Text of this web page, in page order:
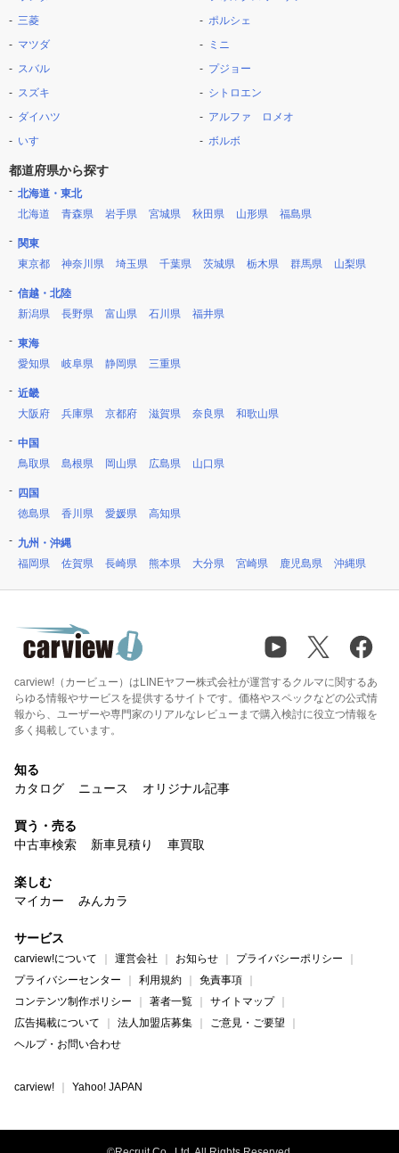
三菱
マツダ
スバル
スズキ
ダイハツ
いすゞ
ポルシェ
ミニ
プジョー
シトロエン
アルファ ロメオ
ボルボ
都道府県から探す
北海道・東北
北海道
青森県 岩手県 宮城県 秋田県 山形県 福島県
関東
東京都
神奈川県 埼玉県 千葉県 茨城県 栃木県 群馬県 山梨県
信越・北陸
新潟県
長野県 富山県 石川県 福井県
東海
愛知県
岐阜県 静岡県 三重県
近畿
大阪府
兵庫県 京都府 滋賀県 奈良県 和歌山県
中国
鳥取県
島根県 岡山県 広島県 山口県
四国
徳島県
香川県 愛媛県 高知県
九州・沖縄
福岡県
佐賀県 長崎県 熊本県 大分県 宮崎県 鹿児島県 沖縄県
carview!（カービュー）はLINEヤフー株式会社が運営するクルマに関するあ
らゆる情報やサービスを提供するサイトです。価格やスペックなどの公式情
報から、ユーザーや専門家のリアルなレビューまで購入検討に役立つ情報を
多く掲載しています。
知る
カタログ
ニュース オリジナル記事
買う・売る
中古車検索
新車見積り 車買取
楽しむ
マイカー
みんカラ
サービス
carview!について 運営会社 お知らせ
プライバシーポリシー
プライバシーセンター
利用規約
免責事項
コンテンツ制作ポリシー
著者一覧
サイトマップ
広告掲載について
法人加盟店募集
ご意見・ご要望
ヘルプ・お問い合わせ
carview! Yahoo! JAPAN